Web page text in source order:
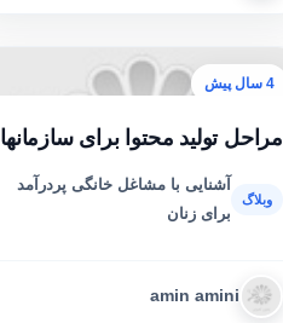
4 سال پیش
مراحل تولید محتوا برای سازمانها
آشنایی با مشاغل خانگی پردرآمد
برای زنان
amin amini